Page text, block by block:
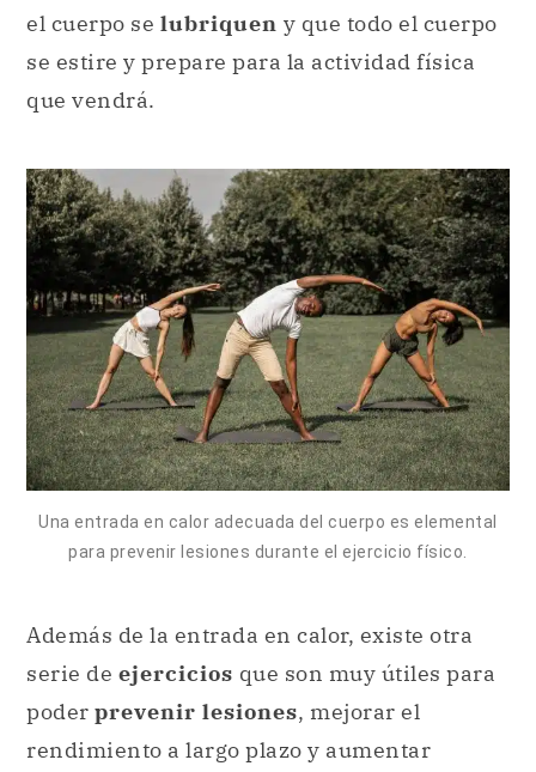
el cuerpo se lubriquen y que todo el cuerpo
se estire y prepare para la actividad física
que vendrá.
Una entrada en calor adecuada del cuerpo es elemental
para prevenir lesiones durante el ejercicio físico.
Además de la entrada en calor, existe otra
serie de ejercicios que son muy útiles para
poder prevenir lesiones, mejorar el
rendimiento a largo plazo y aumentar